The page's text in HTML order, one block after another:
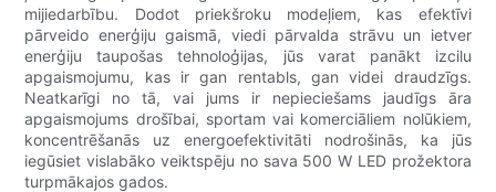
mijiedarbību. Dodot priekšroku modeļiem, kas efektīvi
pārveido enerģiju gaismā, viedi pārvalda strāvu un ietver
enerģiju taupošas tehnoloģijas, jūs varat panākt izcilu
apgaismojumu, kas ir gan rentabls, gan videi draudzīgs.
Neatkarīgi no tā, vai jums ir nepieciešams jaudīgs āra
apgaismojums drošībai, sportam vai komerciāliem nolūkiem,
koncentrēšanās uz energoefektivitāti nodrošinās, ka jūs
iegūsiet vislabāko veiktspēju no sava 500 W LED prožektora
turpmākajos gados.